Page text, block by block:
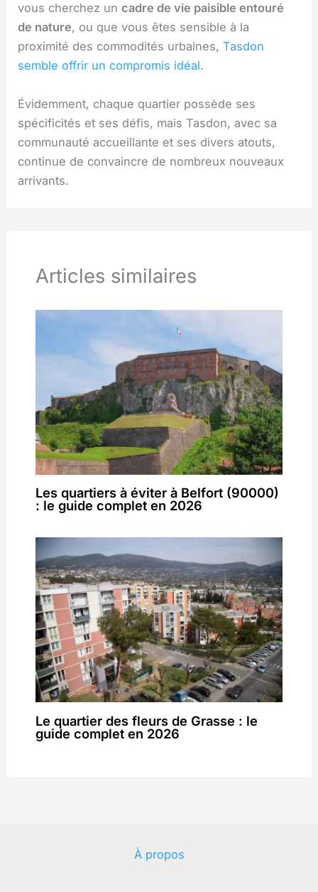
vous cherchez uncadre de vie paisible entouré
de nature, ou que vous êtes sensible à la
proximité des commodités urbaines,Tasdon
semble offrir un compromis idéal.
Évidemment, chaque quartier possède ses
spécificités et ses défis, mais Tasdon, avec sa
communauté accueillante et ses divers atouts,
continue de convaincre de nombreux nouveaux
arrivants.
Articles similaires
Les quartiers à éviter à Belfort (90000)
: le guide complet en 2026
Le quartier des fleurs de Grasse : le
guide complet en 2026
À propos